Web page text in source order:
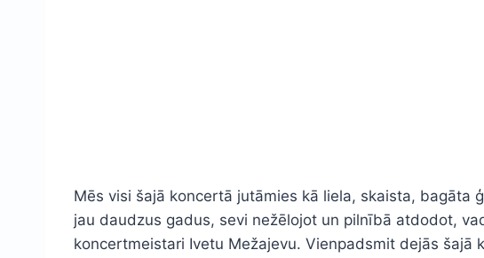
Mēs visi šajā koncertā jutāmies kā liela, skaista, bagāta
jau daudzus gadus, sevi nežēlojot un pilnībā atdodot,
koncertmeistari Ivetu Mežajevu. Vienpadsmit dejās